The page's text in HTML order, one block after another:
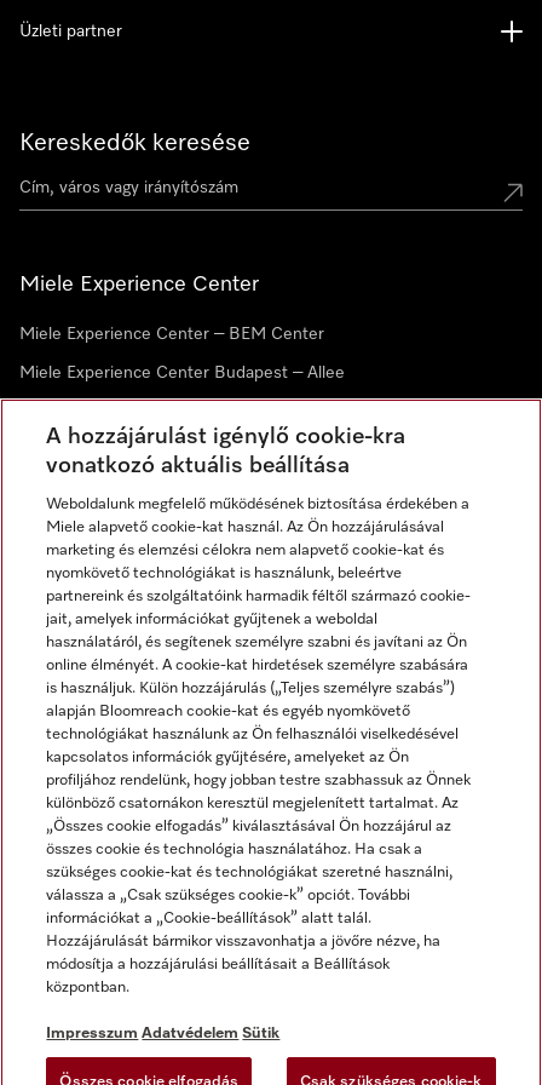
Kereskedők keresése
Miele Experience Center
Miele Experience Center – BEM Center
Miele Experience Center Budapest – Allee
Hírlevél
Üzleti partner
Impresszum
ÁSZF
Adatvédelem
Felhasználási feltételek
Akadálymentességi Nyilatkozat
Digitális Szolgáltatásokról szóló törvény
Miele a YouTube-on
Miele a Facebookon
Miele az Instagramon
A hozzájárulást igénylő cookie-kra
vonatkozó aktuális beállítása
Weboldalunk megfelelő működésének biztosítása érdekében a
Miele alapvető cookie-kat használ. Az Ön hozzájárulásával
marketing és elemzési célokra nem alapvető cookie-kat és
nyomkövető technológiákat is használunk, beleértve
partnereink és szolgáltatóink harmadik féltől származó cookie-
jait, amelyek információkat gyűjtenek a weboldal
használatáról, és segítenek személyre szabni és javítani az Ön
online élményét. A cookie-kat hirdetések személyre szabására
is használjuk. Külön hozzájárulás („Teljes személyre szabás”)
alapján Bloomreach cookie-kat és egyéb nyomkövető
technológiákat használunk az Ön felhasználói viselkedésével
kapcsolatos információk gyűjtésére, amelyeket az Ön
profiljához rendelünk, hogy jobban testre szabhassuk az Önnek
különböző csatornákon keresztül megjelenített tartalmat. Az
„Összes cookie elfogadás” kiválasztásával Ön hozzájárul az
összes cookie és technológia használatához. Ha csak a
szükséges cookie-kat és technológiákat szeretné használni,
válassza a „Csak szükséges cookie-k” opciót. További
információkat a „Cookie-beállítások” alatt talál.
Hozzájárulását bármikor visszavonhatja a jövőre nézve, ha
módosítja a hozzájárulási beállításait a Beállítások
központban.
Impresszum Adatvédelem Sütik